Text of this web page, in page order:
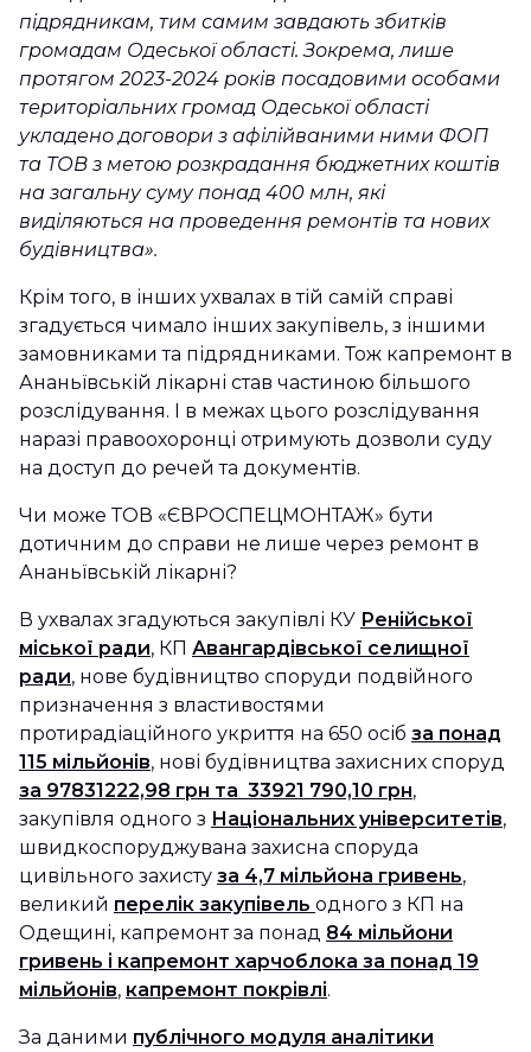
підрядникам, тим самим завдають збитків
громадам Одеської області. Зокрема, лише
протягом 2023-2024 років посадовими особами
територіальних громад Одеської області
укладено договори з афілійваними ними ФОП
та ТОВ з метою розкрадання бюджетних коштів
на загальну суму понад 400 млн, які
виділяються на проведення ремонтів та нових
будівництва».
Крім того, в інших ухвалах в тій самій справі
згадується чимало інших закупівель, з іншими
замовниками та підрядниками. Тож капремонт в
Ананьївській лікарні став частиною більшого
розслідування. І в межах цього розслідування
наразі правоохоронці отримують дозволи суду
на доступ до речей та документів.
Чи може ТОВ «ЄВРОСПЕЦМОНТАЖ» бути
дотичним до справи не лише через ремонт в
Ананьївській лікарні?
В ухвалах згадуються закупівлі КУ Ренійської
міської ради, КП Авангардівської селищної
ради, нове будівництво споруди подвійного
призначення з властивостями
протирадіаційного укриття на 650 осіб за понад
115 мільйонів, нові будівництва захисних споруд
за 97831222,98 грн та 33921 790,10 грн,
закупівля одного з Національних університетів,
швидкоспоруджувана захисна споруда
цивільного захисту за 4,7 мільйона гривень,
великий перелік закупівель одного з КП на
Одещині, капремонт за понад 84 мільйони
гривень і капремонт харчоблока за понад 19
мільйонів, капремонт покрівлі.
За даними публічного модуля аналітики